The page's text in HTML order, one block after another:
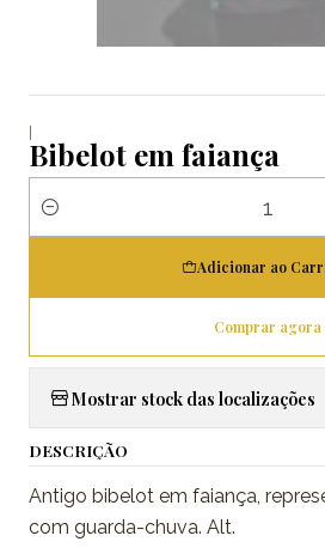
|
Bibelot em faiança
Quantidade
Adicionar ao
Comprar agora
Mostrar stock das localizações
DESCRIÇÃO
Antigo bibelot em faiança,
com guarda-chuva. Alt.